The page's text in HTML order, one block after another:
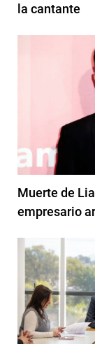
la cantante
Muerte de
empresario